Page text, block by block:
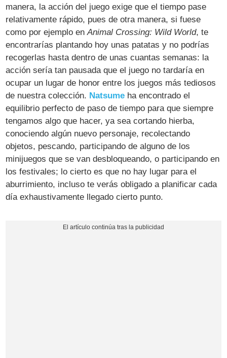
manera, la acción del juego exige que el tiempo pase
relativamente rápido, pues de otra manera, si fuese
como por ejemplo enAnimal Crossing: Wild World, te
encontrarías plantando hoy unas patatas y no podrías
recogerlas hasta dentro de unas cuantas semanas: la
acción sería tan pausada que el juego no tardaría en
ocupar un lugar de honor entre los juegos más tediosos
de nuestra colección. Natsume ha encontrado el
equilibrio perfecto de paso de tiempo para que siempre
tengamos algo que hacer, ya sea cortando hierba,
conociendo algún nuevo personaje, recolectando
objetos, pescando, participando de alguno de los
minijuegos que se van desbloqueando, o participando en
los festivales; lo cierto es que no hay lugar para el
aburrimiento, incluso te verás obligado a planificar cada
día exhaustivamente llegado cierto punto.